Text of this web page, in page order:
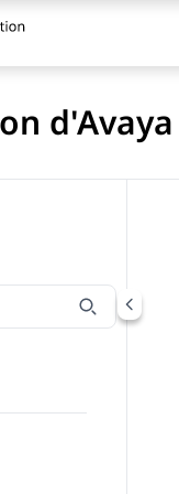
titre
éléments de